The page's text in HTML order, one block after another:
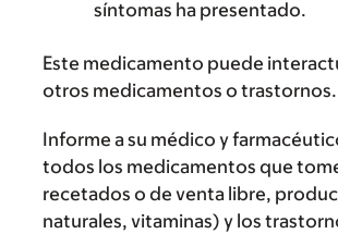
síntomas ha presentado.
Este medicamento puede
otros medicamentos o trastornos.
Informe a su médico y
todos los medicamentos que
recetados o de venta libre,
naturales, vitaminas) y los